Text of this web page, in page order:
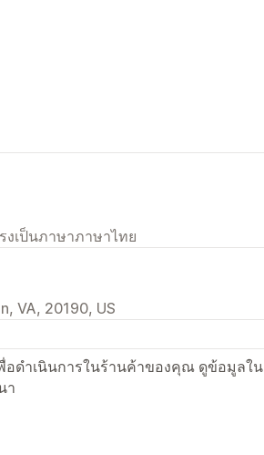
เป็นภาษาภาษาไทย
VA, 20190, US
อดำเนินการในร้านค้าของคุณ ดูข้อมูลใน
า